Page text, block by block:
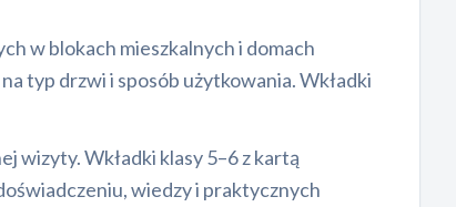
w blokach mieszkalnych i domach
typ drzwi i sposób użytkowania. Wkładki
wizyty. Wkładki klasy 5–6 z kartą
wiedzy i praktycznych